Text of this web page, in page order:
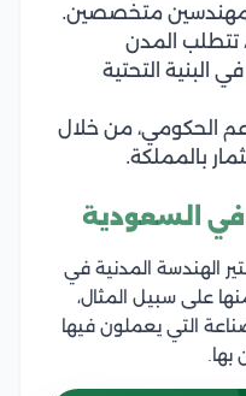
مهندسين متخصصين.
تتطلب المدن
البنية التحتية
الحكومي، من خلال
بالمملكة.
السعودية
الهندسة المدنية في
على سبيل المثال،
التي يعملون فيها